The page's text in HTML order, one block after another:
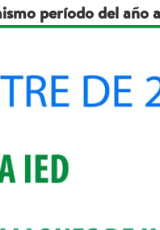
período del año